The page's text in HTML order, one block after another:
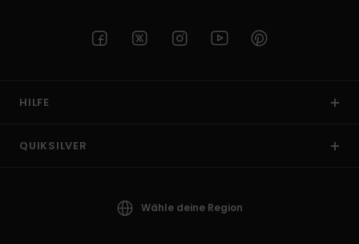
HILFE
QUIKSILVER
Wähle deine Region